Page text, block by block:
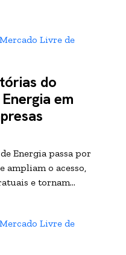
do
em
Energia passa por
ampliam o acesso,
e tornam...